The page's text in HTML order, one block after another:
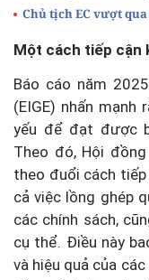
Chủ tịch EC vượt
Một cách tiếp cận
Báo cáo năm
(EIGE) nhấn
yếu để đạt được
Theo đó, Hội
theo đuổi cách tiếp
cả việc lồng ghép
các chính sách,
cụ thể. Điều này
và hiệu quả của